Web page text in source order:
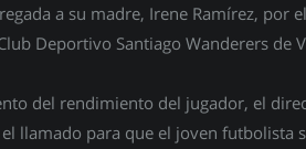
a su madre, Irene Ramírez, por
Deportivo Santiago Wanderers de
del rendimiento del jugador, el
llamado para que el joven futbolista